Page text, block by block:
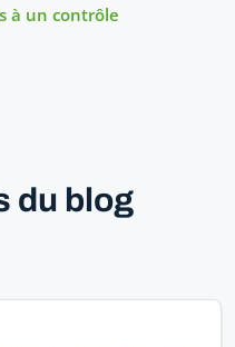
à un contrôle
du blog